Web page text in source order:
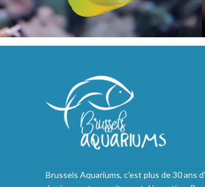
Brussels Aquariums, c'est plus de 30 ans